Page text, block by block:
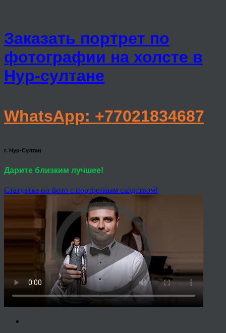
Заказать портрет по
фотографии на холсте в
Нур-султане
WhatsApp: +77021834687
г. Нур-Султан
Дарите близким лучшее!
Статуэтка по фото с портретным сходством!